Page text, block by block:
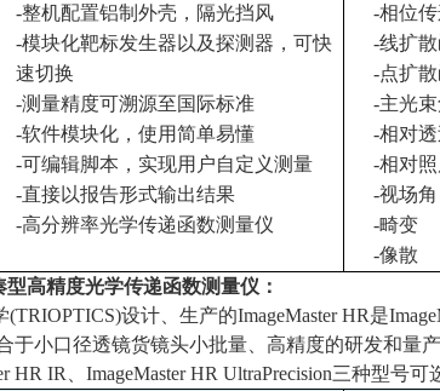
-整机配置铝制外壳，隔光挡风
-模块化靶标发生器以及探测器，可快
速切换
-测量精度可溯源至国际标准
-软件模块化，使用简单易懂
-可编辑脚本，实现用户自定义测量
-直接以报告形式输出结果
-高分辨率光学传递函数测量仪
-相位
-线扩
-点扩
-主光
-相对
-相对
-视场角
-畸变
-像散
型高精度光学传递函数测量仪：
(TRIOPTICS)设计、生产的ImageMaster HR是
于小口径透镜货镜头小批量、高精度的研发和量产
HR IR ImageMaster HR UltraPrecision三种型号可